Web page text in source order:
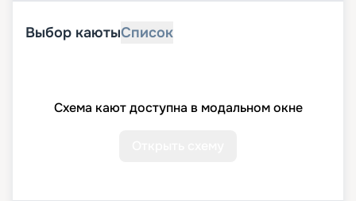
Выбор каютыСписок
Схема кают доступна в модальном окне